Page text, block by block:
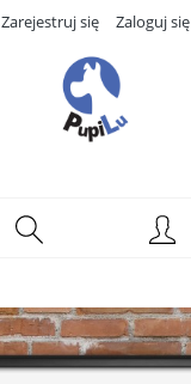
Zarejestruj się Zaloguj się